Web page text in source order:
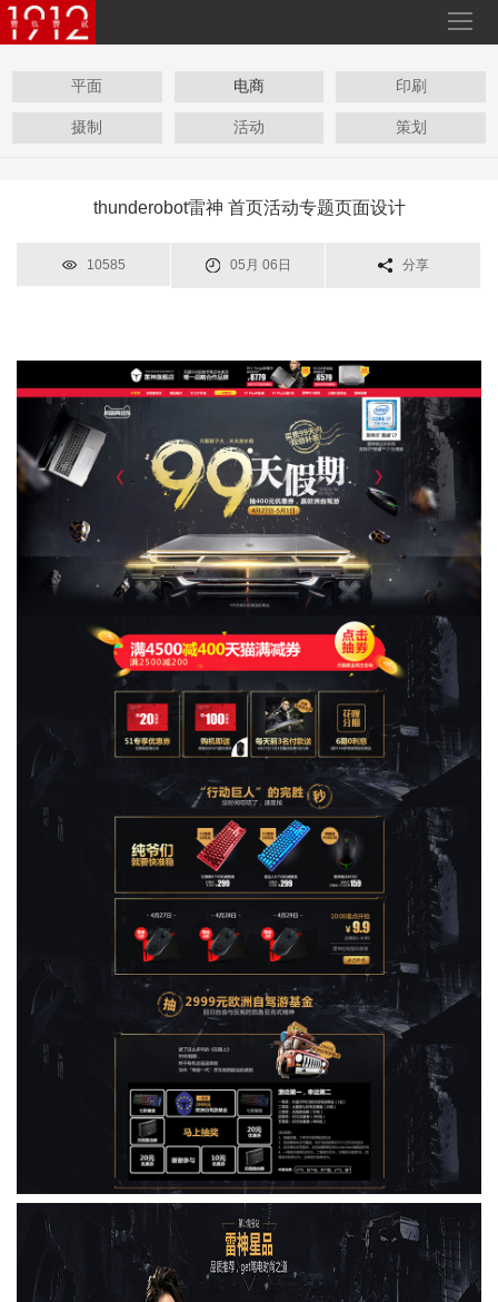
平面 电商 印刷
摄制 活动 策划
thunderobot雷神 首页活动专题页面设计
10585 05月 06日 分享